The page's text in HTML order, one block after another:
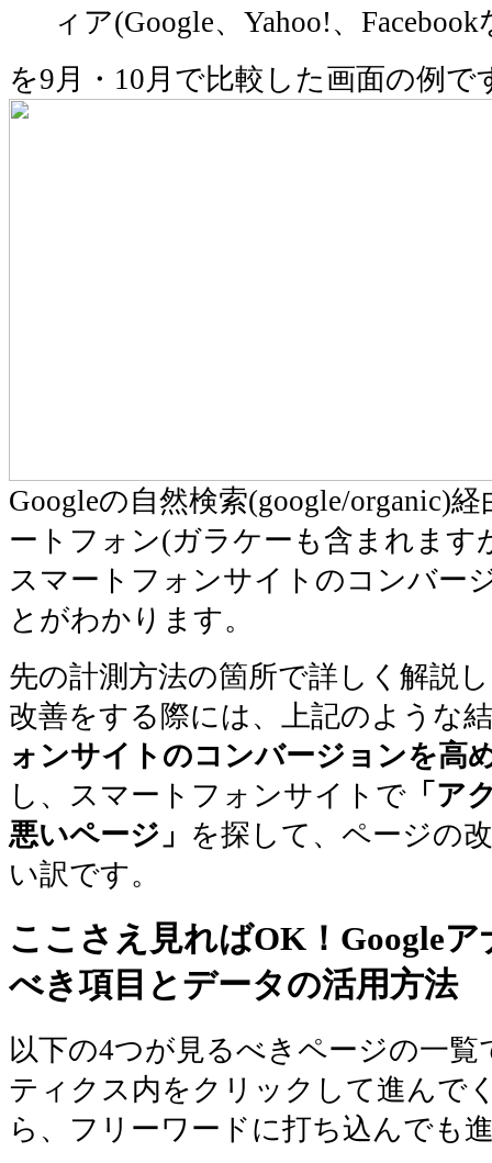
ィア(Google、Yahoo!、Facebook
を9月・10月で比較した画面の例で
Googleの自然検索(google/organic)
ートフォン(ガラケーも含まれます
スマートフォンサイトのコンバー
とがわかります。
先の計測方法の箇所で詳しく解説
改善をする際には、上記のような
ォンサイトのコンバージョンを高
し、スマートフォンサイトで 「ア
悪いページ」 を探して、ページの
い訳です。
ここさえ見ればOK！Google
べき項目とデータの活用方法
以下の4つが見るべきページの一
ティクス内をクリックして進んで
ら、フリーワードに打ち込んでも